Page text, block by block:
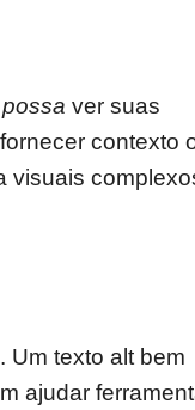
possa ver suas
contexto
visuais
Um texto alt bem
ajudar